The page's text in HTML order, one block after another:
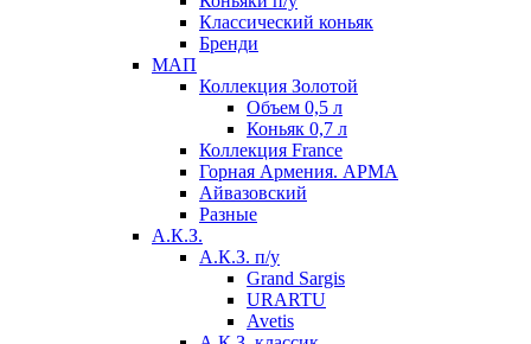
Классический коньяк
Бренди
МАП
Коллекция Золотой
Объем 0,5 л
Коньяк 0,7 л
Коллекция France
Горная Армения. АРМА
Айвазовский
Разные
А.К.З.
А.К.З. п/у
Grand Sargis
URARTU
Avetis